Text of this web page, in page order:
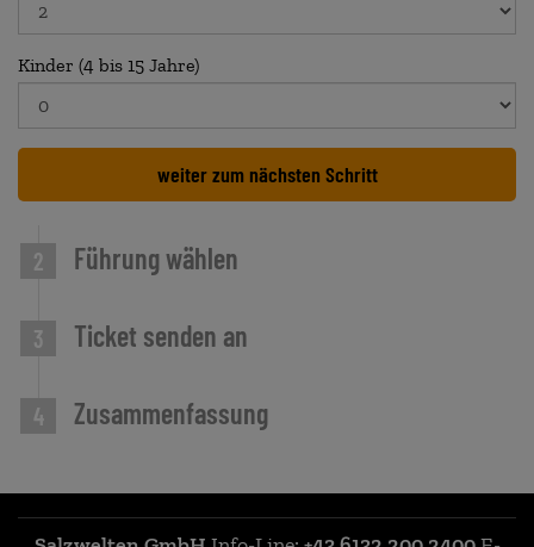
Kinder (4 bis 15 Jahre)
weiter zum nächsten Schritt
2 Führung wählen
3 Ticket senden an
4 Zusammenfassung